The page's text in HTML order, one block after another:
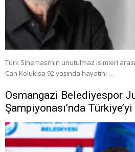
Türk Sineması’nın unutulmaz isimleri
Can Kolukısa 92 yaşında hayatını …
Osmangazi Belediyespor
Şampiyonası’nda